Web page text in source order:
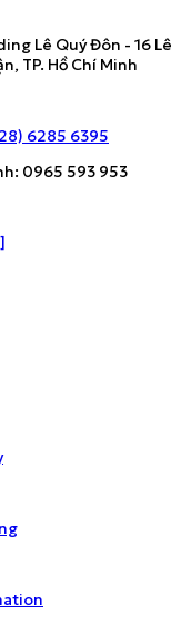
Lê Quý Đôn - 16
TP. Hồ Chí Minh
6285 6395
0965 593 953